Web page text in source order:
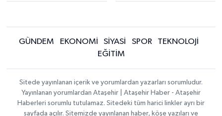
GÜNDEM EKONOMİ SİYASİ SPOR
TEKNOLOJİ
EĞİTİM
Sitede yayınlanan içerik ve yorumlardan yazarları sorumludur.
Yayınlanan yorumlardan Ataşehir | Ataşehir Haber - Ataşehir
Haberleri sorumlu tutulamaz. Sitedeki tüm harici linkler ayrı bir
sayfada açılır. Sitemizde yayınlanan haber, köşe yazıları ve